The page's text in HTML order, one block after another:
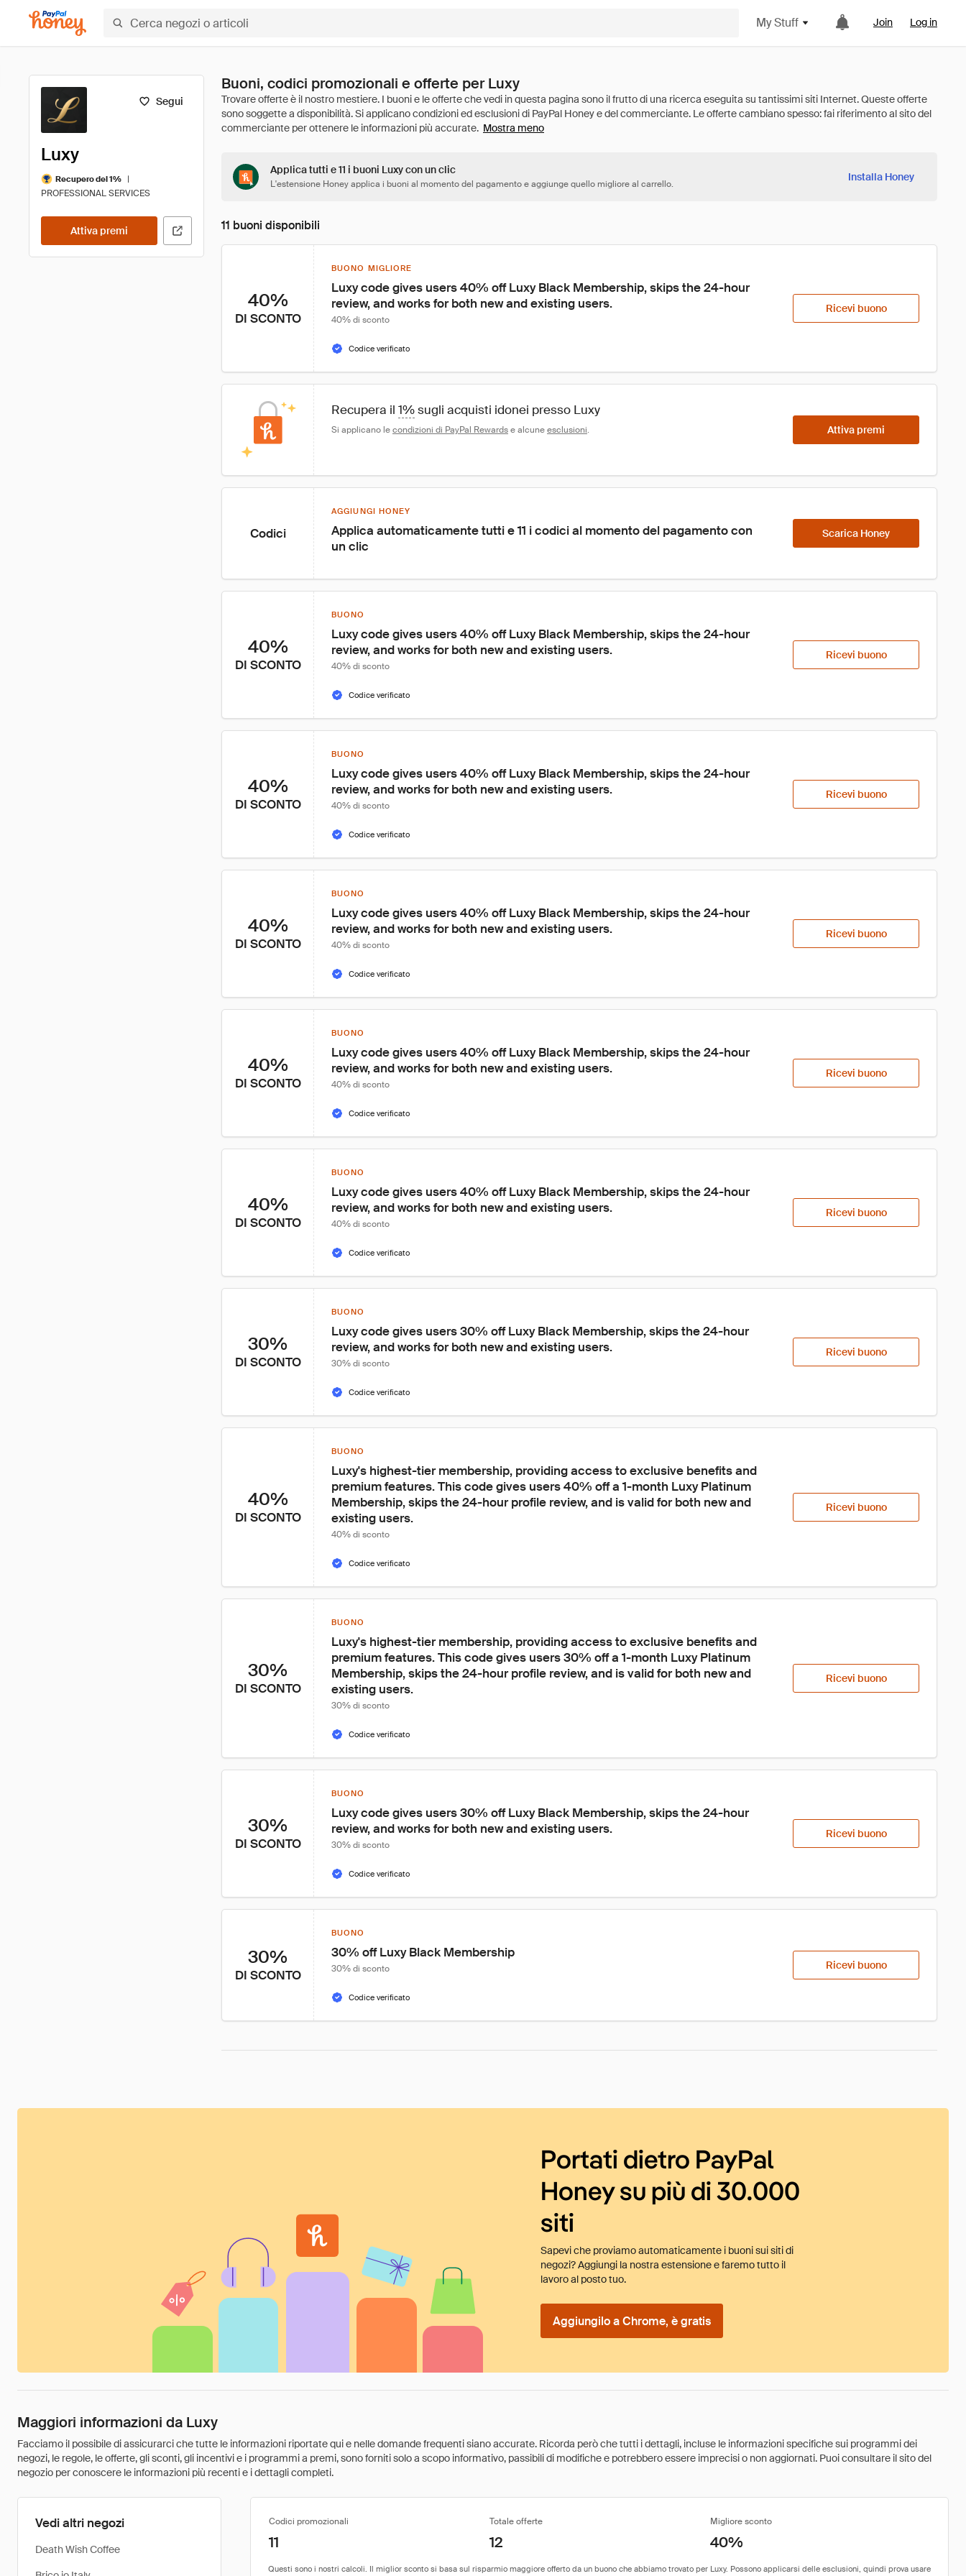
My Stuff Join Log in
Segui
Luxy
Recupero del 1%
|
PROFESSIONAL SERVICES
Attiva premi
Buoni, codici promozionali e offerte per Luxy
Mostra meno
Applica tutti e 11 i buoni Luxy con un clic
L'estensione Honey applica i buoni al momento del pagamento e aggiunge quello migliore al carrello.
Installa Honey
11 buoni disponibili
40%
DI SCONTO
BUONO MIGLIORE
Luxy code gives users 40% off Luxy Black Membership, skips the 24-hour
review, and works for both new and existing users.
40% di sconto
Codice verificato
Ricevi buono
Recupera il 1% sugli acquisti idonei presso Luxy
Si applicano le condizioni di PayPal Rewards e alcune esclusioni. Attiva premi
Codici
AGGIUNGI HONEY
Applica automaticamente tutti e 11 i codici al momento del pagamento con
un clic
Scarica Honey
40%
DI SCONTO
BUONO
Luxy code gives users 40% off Luxy Black Membership, skips the 24-hour
review, and works for both new and existing users.
40% di sconto
Codice verificato
Ricevi buono
40%
DI SCONTO
BUONO
Luxy code gives users 40% off Luxy Black Membership, skips the 24-hour
review, and works for both new and existing users.
40% di sconto
Codice verificato
Ricevi buono
40%
DI SCONTO
BUONO
Luxy code gives users 40% off Luxy Black Membership, skips the 24-hour
review, and works for both new and existing users.
40% di sconto
Codice verificato
Ricevi buono
40%
DI SCONTO
BUONO
Luxy code gives users 40% off Luxy Black Membership, skips the 24-hour
review, and works for both new and existing users.
40% di sconto
Codice verificato
Ricevi buono
40%
DI SCONTO
BUONO
Luxy code gives users 40% off Luxy Black Membership, skips the 24-hour
review, and works for both new and existing users.
40% di sconto
Codice verificato
Ricevi buono
30%
DI SCONTO
BUONO
Luxy code gives users 30% off Luxy Black Membership, skips the 24-hour
review, and works for both new and existing users.
30% di sconto
Codice verificato
Ricevi buono
40%
DI SCONTO
BUONO
Luxy's highest-tier membership, providing access to exclusive benefits and
premium features. This code gives users 40% off a 1-month Luxy Platinum
Membership, skips the 24-hour profile review, and is valid for both new and
existing users.
40% di sconto
Codice verificato
Ricevi buono
30%
DI SCONTO
BUONO
Luxy's highest-tier membership, providing access to exclusive benefits and
premium features. This code gives users 30% off a 1-month Luxy Platinum
Membership, skips the 24-hour profile review, and is valid for both new and
existing users.
30% di sconto
Codice verificato
Ricevi buono
30%
DI SCONTO
BUONO
Luxy code gives users 30% off Luxy Black Membership, skips the 24-hour
review, and works for both new and existing users.
30% di sconto
Codice verificato
Ricevi buono
30%
DI SCONTO
BUONO
30% off Luxy Black Membership
30% di sconto
Codice verificato
Ricevi buono
Portati dietro PayPal
Honey su più di 30.000
siti
Sapevi che proviamo automaticamente i buoni sui siti di
negozi? Aggiungi la nostra estensione e faremo tutto il
lavoro al posto tuo.
Aggiungilo a Chrome, è gratis
Maggiori informazioni da Luxy
Facciamo il possibile di assicurarci che tutte le informazioni riportate qui e nelle domande frequenti siano accurate. Ricorda però che tutti i dettagli, incluse le informazioni specifiche sui programmi dei
negozi, le regole, le offerte, gli sconti, gli incentivi e i programmi a premi, sono forniti solo a scopo informativo, passibili di modifiche e potrebbero essere imprecisi o non aggiornati. Puoi consultare il sito del
negozio per conoscere le informazioni più recenti e i dettagli completi.
Vedi altri negozi
Death Wish Coffee
Codici promozionali Totale offerte Migliore sconto
11 12 40%